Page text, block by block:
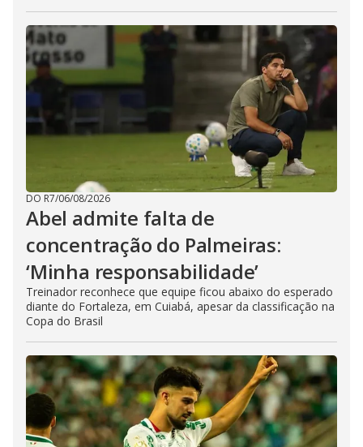
DO R7/06/08/2026
Abel admite falta de
concentração do Palmeiras:
‘Minha responsabilidade’
Treinador reconhece que equipe ficou abaixo do esperado
diante do Fortaleza, em Cuiabá, apesar da classificação na
Copa do Brasil